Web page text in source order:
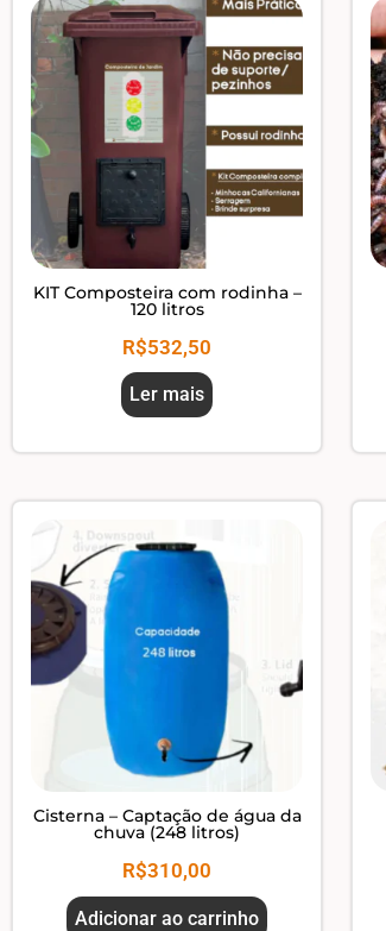
KIT Composteira com rodinha –
120 litros
R$532,50
Ler mais
Cisterna – Captação de água da
chuva (248 litros)
R$310,00
Adicionar ao carrinho